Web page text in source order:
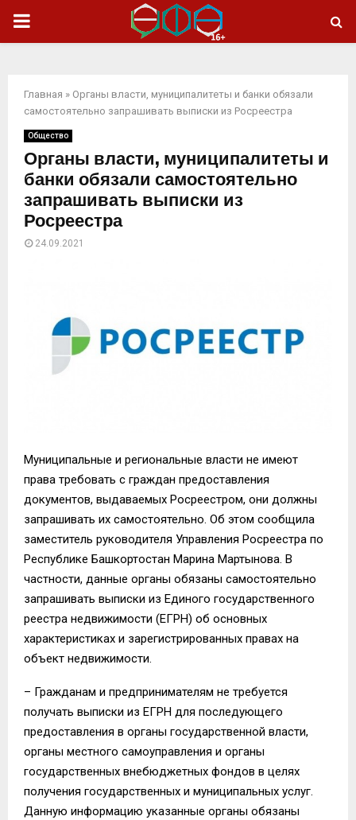
ОСНОВНОЕ
Главная » Органы власти, муниципалитеты и банки обязали
самостоятельно запрашивать выписки из Росреестра
Общество
Органы власти, муниципалитеты и
банки обязали самостоятельно
запрашивать выписки из
Росреестра
24.09.2021
Муниципальные и региональные власти не имеют
права требовать с граждан предоставления
документов, выдаваемых Росреестром, они должны
запрашивать их самостоятельно. Об этом сообщила
заместитель руководителя Управления Росреестра по
Республике Башкортостан Марина Мартынова. В
частности, данные органы обязаны самостоятельно
запрашивать выписки из Единого государственного
реестра недвижимости (ЕГРН) об основных
характеристиках и зарегистрированных правах на
объект недвижимости.
– Гражданам и предпринимателям не требуется
получать выписки из ЕГРН для последующего
предоставления в органы государственной власти,
органы местного самоуправления и органы
государственных внебюджетных фондов в целях
получения государственных и муниципальных услуг.
Данную информацию указанные органы обязаны